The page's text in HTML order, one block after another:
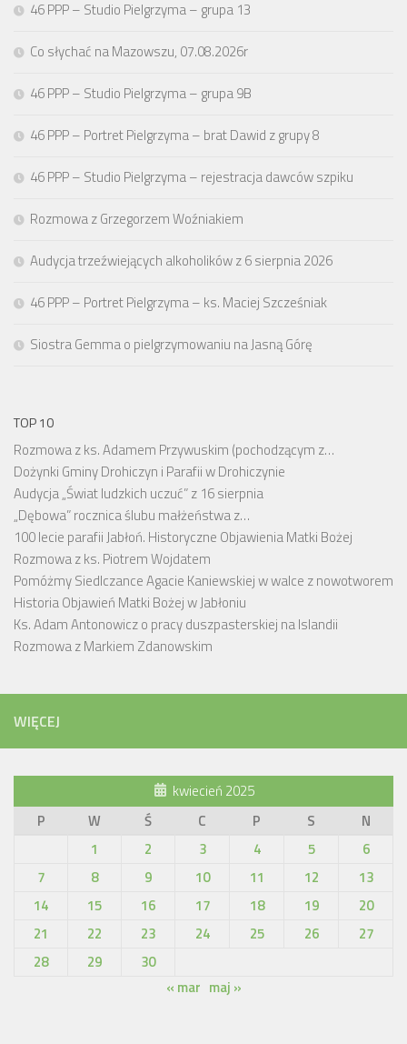
46 PPP – Studio Pielgrzyma – grupa 13
Co słychać na Mazowszu, 07.08.2026r
46 PPP – Studio Pielgrzyma – grupa 9B
46 PPP – Portret Pielgrzyma – brat Dawid z grupy 8
46 PPP – Studio Pielgrzyma – rejestracja dawców szpiku
Rozmowa z Grzegorzem Woźniakiem
Audycja trzeźwiejących alkoholików z 6 sierpnia 2026
46 PPP – Portret Pielgrzyma – ks. Maciej Szcześniak
Siostra Gemma o pielgrzymowaniu na Jasną Górę
TOP 10
Rozmowa z ks. Adamem Przywuskim (pochodzącym z…
Dożynki Gminy Drohiczyn i Parafii w Drohiczynie
Audycja „Świat ludzkich uczuć” z 16 sierpnia
„Dębowa” rocznica ślubu małżeństwa z…
100 lecie parafii Jabłoń. Historyczne Objawienia Matki Bożej
Rozmowa z ks. Piotrem Wojdatem
Pomóżmy Siedlczance Agacie Kaniewskiej w walce z nowotworem
Historia Objawień Matki Bożej w Jabłoniu
Ks. Adam Antonowicz o pracy duszpasterskiej na Islandii
Rozmowa z Markiem Zdanowskim
WIĘCEJ
kwiecień 2025
P
W Ś C P S
N
1
2 3 4 5
6
7
8 9 10 11 12
13
14
15 16 17 18 19
20
21
22 23 24 25 26
27
28
29
30
« mar maj »